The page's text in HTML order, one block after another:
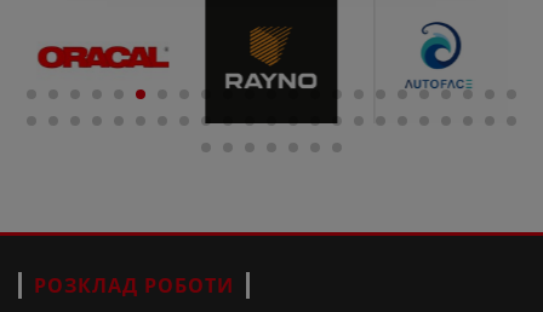
РОЗКЛАД РОБОТИ